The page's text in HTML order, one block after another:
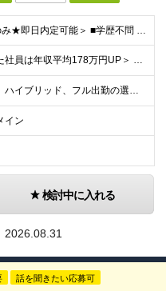
＜Web面談1回のみ★即日内定可能＞ ■学歴不問 ■エンジニアとしての実務経験1年以上 （開発・インフラ・技術・工程など不問）
＜当社に転職した社員は年収平均178万円UP＞ 月給45万円～120万円＋賞与＋各手当 ※経験・能力などを考慮の上、決定します ※案件の契約内容（月単金など）や昇給、賞与額はすべてシステム上で開示し
＼フルリモート、ハイブリッド、フル出勤の選択可＆帰社日なし／ 【下記エリアを中心とするクライアント先または自宅にて勤務】 ■首都圏：東京・埼玉・千葉・神奈川 ■関西：大阪・兵庫・京都・滋賀・奈良・和
イン
検討中に入れる
2026.08.31
話を聞きたい応募可